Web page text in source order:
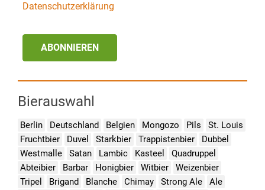
Datenschutzerklärung
ABONNIEREN
Bierauswahl
Berlin Deutschland Belgien Mongozo Pils
St. Louis
Fruchtbier
Duvel Starkbier Trappistenbier
Dubbel
Westmalle
Satan Lambic Kasteel
Quadruppel
Abteibier
Barbar Honigbier Witbier
Weizenbier
Tripel
Brigand Blanche Chimay Strong Ale
Ale